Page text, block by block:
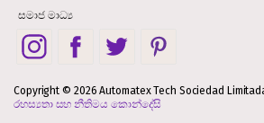
සමාජ මාධ්‍ය
Copyright © 2026 Automatex Tech Sociedad
රහස්‍යතා සහ නීතිමය කොන්දේසි